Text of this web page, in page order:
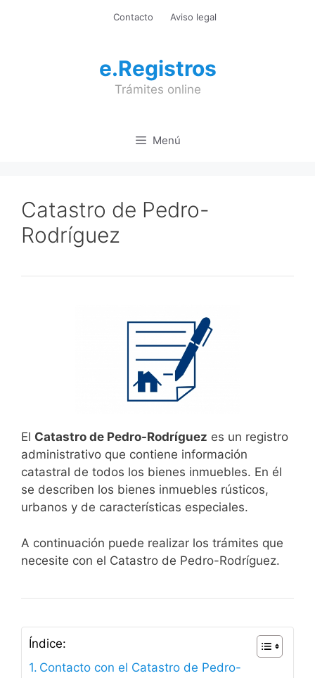
Contacto Aviso legal
e.Registros
Trámites online
Menú
Catastro de Pedro-
Rodríguez
El Catastro de Pedro-Rodríguez es un registro
administrativo que contiene información
catastral de todos los bienes inmuebles. En él
se describen los bienes inmuebles rústicos,
urbanos y de características especiales.
A continuación puede realizar los trámites que
necesite con el Catastro de Pedro-Rodríguez.
Índice:
Contacto con el Catastro de Pedro-